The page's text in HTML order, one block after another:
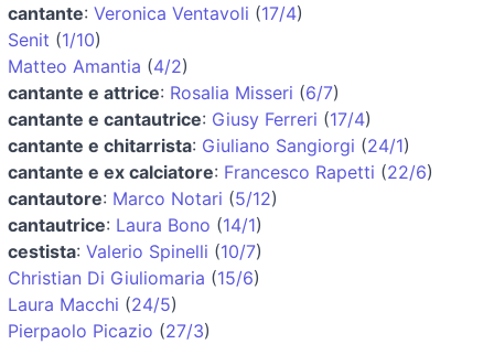
cantante: Veronica Ventavoli (17/4)
Senit (1/10)
Matteo Amantia (4/2)
cantante e attrice: Rosalia Misseri (6/7)
cantante e cantautrice: Giusy Ferreri (17/4)
cantante e chitarrista: Giuliano Sangiorgi (24/1)
cantante e ex calciatore: Francesco Rapetti (22/6)
cantautore: Marco Notari (5/12)
cantautrice: Laura Bono (14/1)
cestista: Valerio Spinelli (10/7)
Christian Di Giuliomaria (15/6)
Laura Macchi (24/5)
Pierpaolo Picazio (27/3)